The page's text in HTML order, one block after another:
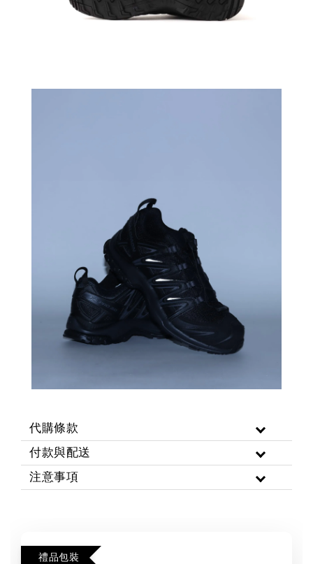
代購條款
付款與配送
注意事項
禮品包裝